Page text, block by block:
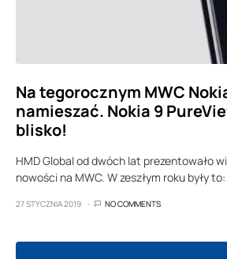
Na tegorocznym MWC
namieszać. Nokia 9
blisko!
HMD Global od dwóch lat prezentowało
nowości na MWC. W zeszłym roku były
27 STYCZNIA 2019 NO COMMENTS